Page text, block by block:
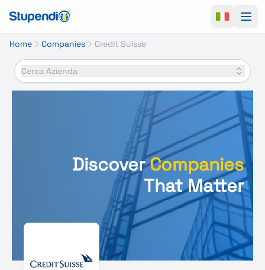
Home Companies Credit Suisse
Cerca Azienda
DiscoverCompanies
That Matter